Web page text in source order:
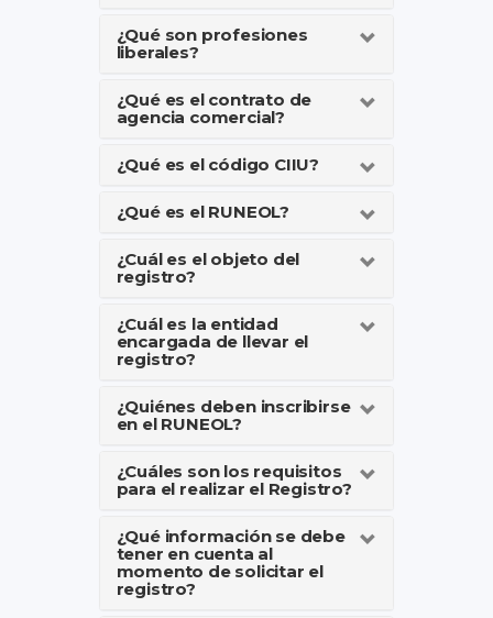
¿Qué son profesiones
liberales?
¿Qué es el contrato de
agencia comercial?
¿Qué es el código CIIU?
¿Qué es el RUNEOL?
¿Cuál es el objeto del
registro?
¿Cuál es la entidad
encargada de llevar el
registro?
¿Quiénes deben inscribirse
en el RUNEOL?
¿Cuáles son los requisitos
para el realizar el Registro?
¿Qué información se debe
tener en cuenta al
momento de solicitar el
registro?